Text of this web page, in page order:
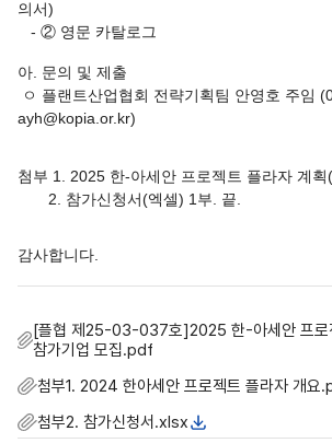
의서)
- ② 영문 카탈로그
아. 문의 및 제출
ㅇ 플랜트산업협회 전략기획팀 안영호 주임
ayh@kopia.or.kr)
첨부 1. 2025 한-아세안 프로젝트 플라자 계획
2. 참가신청서(엑셀) 1부. 끝.
감사합니다.
[플협 제25-03-037호]2025 한-아세안 프로
참가기업 모집.pdf
첨부1. 2024 한아세안 프로젝트 플라자 개요
첨부2. 참가신청서.xlsx